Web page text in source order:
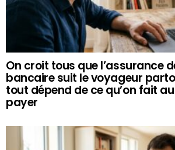
On croit tous que l’assurance
bancaire suit le voyageur
tout dépend de ce qu’on fait
payer